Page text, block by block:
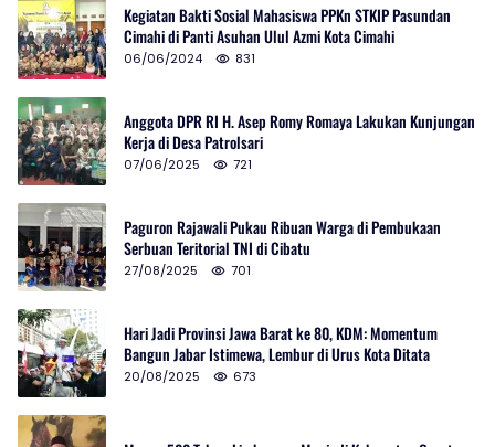
Kegiatan Bakti Sosial Mahasiswa PPKn STKIP Pasundan
Cimahi di Panti Asuhan Ulul Azmi Kota Cimahi
06/06/2024 831
Anggota DPR RI H. Asep Romy Romaya Lakukan Kunjungan
Kerja di Desa Patrolsari
07/06/2025 721
Paguron Rajawali Pukau Ribuan Warga di Pembukaan
Serbuan Teritorial TNI di Cibatu
27/08/2025 701
Hari Jadi Provinsi Jawa Barat ke 80, KDM: Momentum
Bangun Jabar Istimewa, Lembur di Urus Kota Ditata
20/08/2025 673